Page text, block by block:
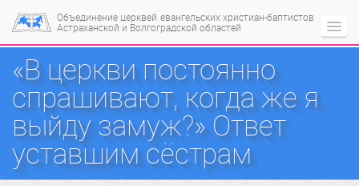
Объединение церквей евангельских христиан-баптистов
Астраханской и Волгоградской областей
«В церкви постоянно
спрашивают, когда же я
выйду замуж?» Ответ
уставшим сёстрам